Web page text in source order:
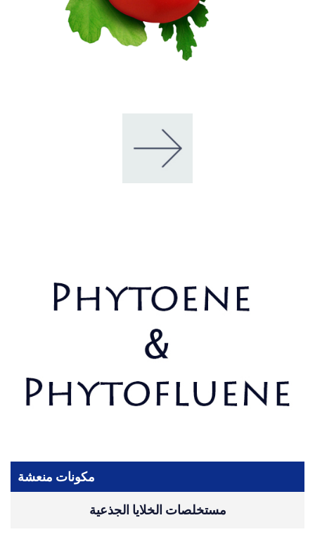
مكونات منعشة
مستخلصات الخلايا الجذعية